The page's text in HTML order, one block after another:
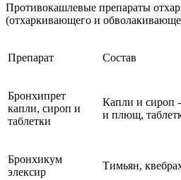
Противокашлевые препараты
(отхаркивающего и
Препарат Состав
Бронхипрет
капли, сироп и
таблетки
Капли и сироп
и плющ,
Бронхикум
элексир
Тимьян,